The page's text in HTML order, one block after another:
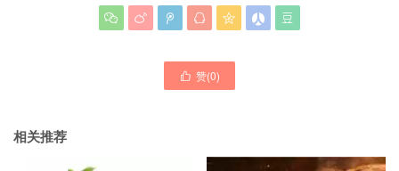
      
 赞(0)
相关推荐